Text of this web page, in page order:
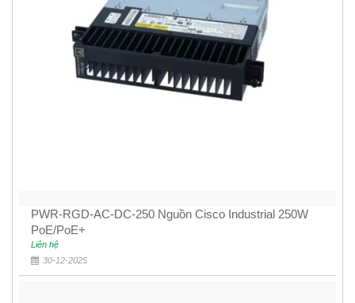
PWR-RGD-AC-DC-250 Nguồn Cisco Industrial 250W
PoE/PoE+
Liên hệ
30-12-2025